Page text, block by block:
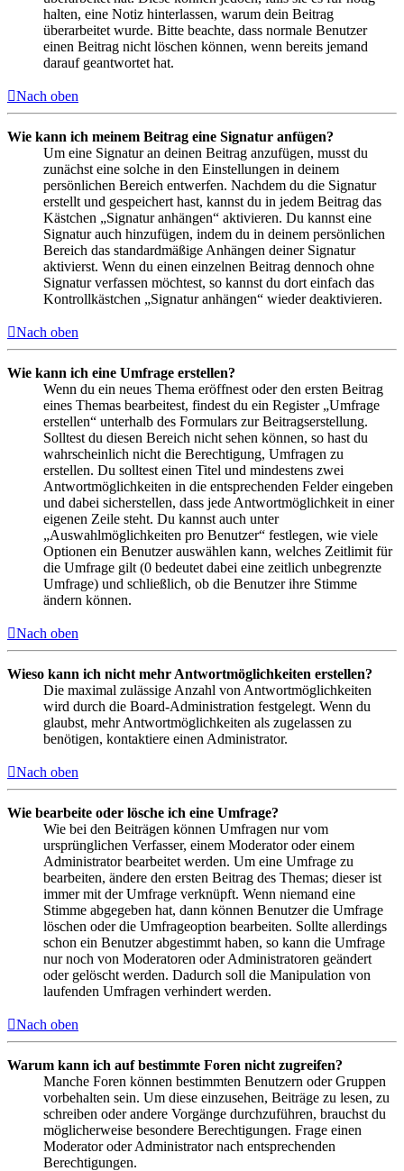
halten, eine Notiz hinterlassen, warum dein Beitrag
überarbeitet wurde. Bitte beachte, dass normale Benutzer
einen Beitrag nicht löschen können, wenn bereits jemand
darauf geantwortet hat.
Nach oben
Wie kann ich meinem Beitrag eine Signatur anfügen?
Um eine Signatur an deinen Beitrag anzufügen, musst du
zunächst eine solche in den Einstellungen in deinem
persönlichen Bereich entwerfen. Nachdem du die Signatur
erstellt und gespeichert hast, kannst du in jedem Beitrag das
Kästchen „Signatur anhängen“ aktivieren. Du kannst eine
Signatur auch hinzufügen, indem du in deinem persönlichen
Bereich das standardmäßige Anhängen deiner Signatur
aktivierst. Wenn du einen einzelnen Beitrag dennoch ohne
Signatur verfassen möchtest, so kannst du dort einfach das
Kontrollkästchen „Signatur anhängen“ wieder deaktivieren.
Nach oben
Wie kann ich eine Umfrage erstellen?
Wenn du ein neues Thema eröffnest oder den ersten Beitrag
eines Themas bearbeitest, findest du ein Register „Umfrage
erstellen“ unterhalb des Formulars zur Beitragserstellung.
Solltest du diesen Bereich nicht sehen können, so hast du
wahrscheinlich nicht die Berechtigung, Umfragen zu
erstellen. Du solltest einen Titel und mindestens zwei
Antwortmöglichkeiten in die entsprechenden Felder eingeben
und dabei sicherstellen, dass jede Antwortmöglichkeit in einer
eigenen Zeile steht. Du kannst auch unter
„Auswahlmöglichkeiten pro Benutzer“ festlegen, wie viele
Optionen ein Benutzer auswählen kann, welches Zeitlimit für
die Umfrage gilt (0 bedeutet dabei eine zeitlich unbegrenzte
Umfrage) und schließlich, ob die Benutzer ihre Stimme
ändern können.
Nach oben
Wieso kann ich nicht mehr Antwortmöglichkeiten erstellen?
Die maximal zulässige Anzahl von Antwortmöglichkeiten
wird durch die Board-Administration festgelegt. Wenn du
glaubst, mehr Antwortmöglichkeiten als zugelassen zu
benötigen, kontaktiere einen Administrator.
Nach oben
Wie bearbeite oder lösche ich eine Umfrage?
Wie bei den Beiträgen können Umfragen nur vom
ursprünglichen Verfasser, einem Moderator oder einem
Administrator bearbeitet werden. Um eine Umfrage zu
bearbeiten, ändere den ersten Beitrag des Themas; dieser ist
immer mit der Umfrage verknüpft. Wenn niemand eine
Stimme abgegeben hat, dann können Benutzer die Umfrage
löschen oder die Umfrageoption bearbeiten. Sollte allerdings
schon ein Benutzer abgestimmt haben, so kann die Umfrage
nur noch von Moderatoren oder Administratoren geändert
oder gelöscht werden. Dadurch soll die Manipulation von
laufenden Umfragen verhindert werden.
Nach oben
Warum kann ich auf bestimmte Foren nicht zugreifen?
Manche Foren können bestimmten Benutzern oder Gruppen
vorbehalten sein. Um diese einzusehen, Beiträge zu lesen, zu
schreiben oder andere Vorgänge durchzuführen, brauchst du
möglicherweise besondere Berechtigungen. Frage einen
Moderator oder Administrator nach entsprechenden
Berechtigungen.